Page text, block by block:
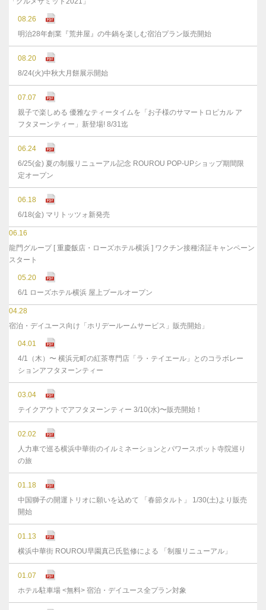
08.26
明治28年創業『荒井屋』の牛鍋を楽しむ宿泊プラン販売開始
08.20
8/24(火)中秋大月餅展示開始
07.07
親子で楽しめる 優雅なティータイムを「お子様のサマートロピカル ア
フタヌーンティー」新登場! 8/31迄
06.24
6/25(金) 夏の制服リニューアル記念 ROUROU POP-UPショップ期間限
定オープン
06.18
6/18(金) マリトッツォ新発売
06.16
龍門グループ [ 重慶飯店・ローズホテル横浜 ] ワクチン接種済証キャンペーン
スタート
05.20
6/1 ローズホテル横浜 屋上プールオープン
04.28
宿泊・デイユース向け「ホリデールームサービス」販売開始」
04.01
4/1（木）〜 横浜元町の紅茶専門店「ラ・テイエール」とのコラボレー
ションアフタヌーンティー
03.04
テイクアウトでアフタヌーンティー 3/10(水)〜販売開始！
02.02
人力車で巡る横浜中華街のイルミネーションとパワースポット寺院巡り
の旅
01.18
中国獅子の開運トリオに願いを込めて 「春節タルト」 1/30(土)より販売
開始
01.13
横浜中華街 ROUROU早園真己氏監修による 「制服リニューアル」
01.07
ホテル駐車場 <無料> 宿泊・デイユース全プラン対象